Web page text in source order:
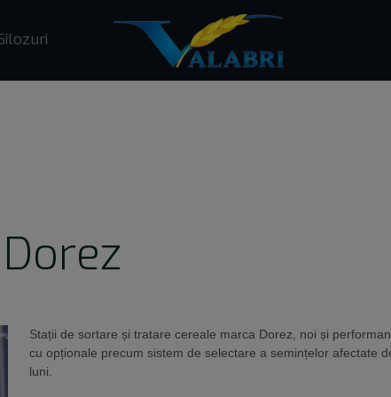
Stații de sortare și tratare cereale marca Dorez, noi și
cu opționale precum sistem de selectare a semințelor afectate
luni.